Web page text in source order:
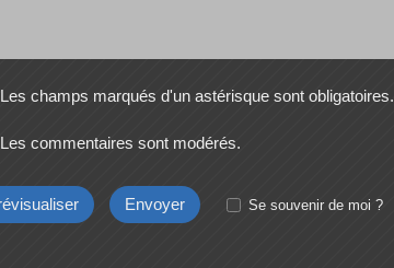
Les champs marqués d'un astérisque sont obligatoires.
Les commentaires sont modérés.
Se souvenir de moi ?